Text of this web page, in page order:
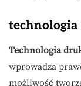
Technologia
wprowadza
możliwość